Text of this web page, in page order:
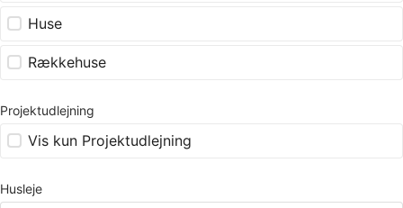
Huse
Rækkehuse
Projektudlejning
Vis kun Projektudlejning
Husleje